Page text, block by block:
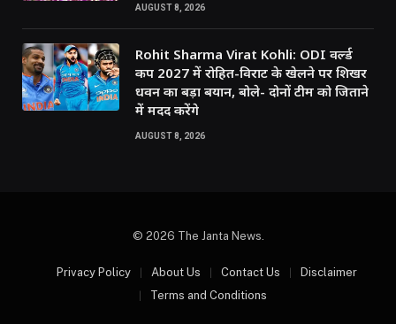
AUGUST 8, 2026
Rohit Sharma Virat Kohli: ODI वर्ल्ड
कप 2027 में रोहित-विराट के खेलने पर शिखर
धवन का बड़ा बयान, बोले- दोनों टीम को जिताने
में मदद करेंगे
AUGUST 8, 2026
© 2026 The Janta News.
Privacy Policy About Us Contact Us
Disclaimer
Terms and Conditions